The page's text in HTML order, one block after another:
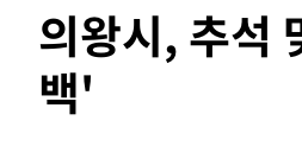
-21324초 전 >서울 낮 39도 '폭염중
-18686초 전 >
-10859초 전 >
의왕시, 추석
백'